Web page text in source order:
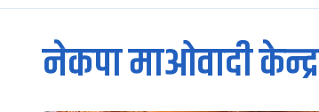
नेकपा माओवादी केन्द्र